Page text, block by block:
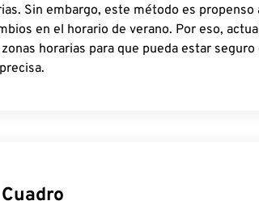
Sin embargo, este método es
en el horario de verano. Por eso,
horarias para que pueda estar